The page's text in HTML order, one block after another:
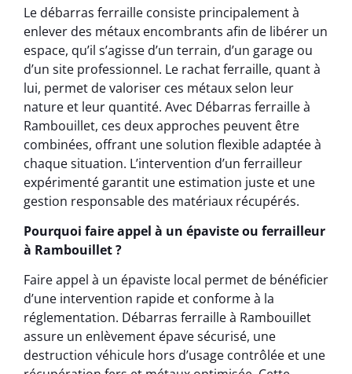
Le débarras ferraille consiste principalement à
enlever des métaux encombrants afin de libérer un
espace, qu’il s’agisse d’un terrain, d’un garage ou
d’un site professionnel. Le rachat ferraille, quant à
lui, permet de valoriser ces métaux selon leur
nature et leur quantité. Avec Débarras ferraille à
Rambouillet, ces deux approches peuvent être
combinées, offrant une solution flexible adaptée à
chaque situation. L’intervention d’un ferrailleur
expérimenté garantit une estimation juste et une
gestion responsable des matériaux récupérés.
Pourquoi faire appel à un épaviste ou ferrailleur
à Rambouillet ?
Faire appel à un épaviste local permet de bénéficier
d’une intervention rapide et conforme à la
réglementation. Débarras ferraille à Rambouillet
assure un enlèvement épave sécurisé, une
destruction véhicule hors d’usage contrôlée et une